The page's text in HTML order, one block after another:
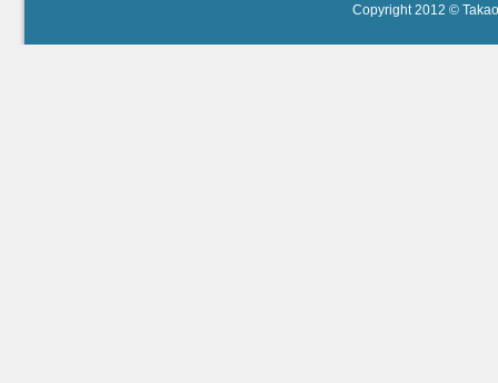
Copyright 2012 ©